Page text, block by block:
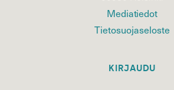
Mediatiedot
Tietosuojaseloste
KIRJAUDU